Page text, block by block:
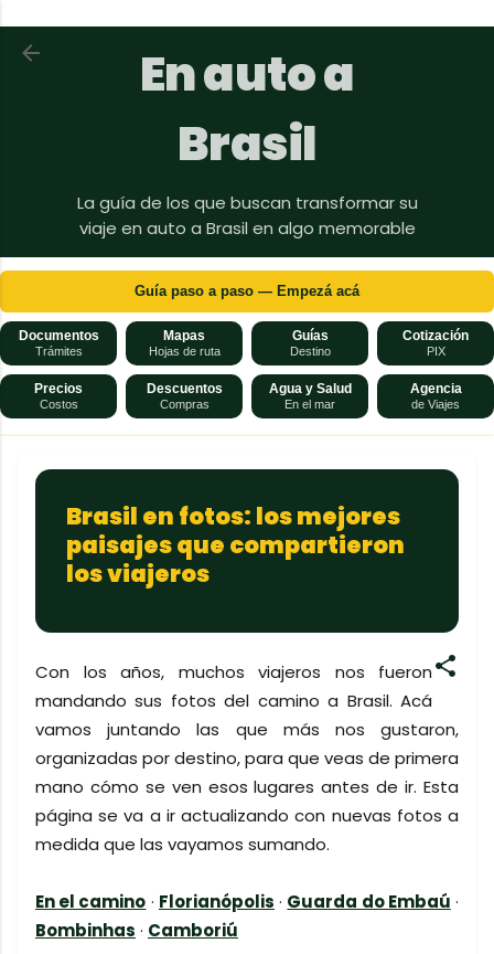
Ir al contenido principal
En auto a
Brasil
La guía de los que buscan transformar su
viaje en auto a Brasil en algo memorable
Guía paso a paso — Empezá acá
Documentos
Trámites
Mapas
Hojas de ruta
Guías
Destino
Cotización
PIX
Precios
Costos
Descuentos
Compras
Agua y Salud
En el mar
Agencia
de Viajes
Brasil en fotos: los mejores
paisajes que compartieron
los viajeros
Con los años, muchos viajeros nos fueron
mandando sus fotos del camino a Brasil. Acá
vamos juntando las que más nos gustaron,
organizadas por destino, para que veas de primera
mano cómo se ven esos lugares antes de ir. Esta
página se va a ir actualizando con nuevas fotos a
medida que las vayamos sumando.
En el camino · Florianópolis · Guarda do Embaú ·
Bombinhas · Camboriú